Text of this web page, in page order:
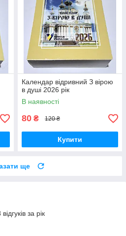
Календар відривний З вірою
в душі 2026 рік
В наявності
80 ₴ 120 ₴
Купити
ще
за рік